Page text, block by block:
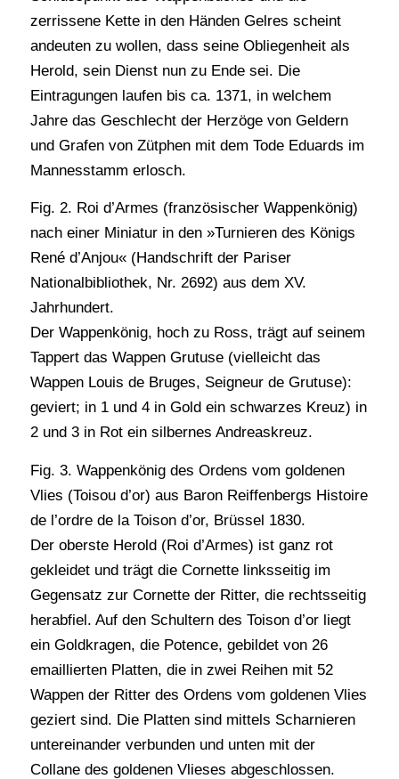
zerrissene Kette in den Händen Gelres scheint
andeuten zu wollen, dass seine Obliegenheit als
Herold, sein Dienst nun zu Ende sei. Die
Eintragungen laufen bis ca. 1371, in welchem
Jahre das Geschlecht der Herzöge von Geldern
und Grafen von Zütphen mit dem Tode Eduards im
Mannesstamm erlosch.
Fig. 2. Roi d’Armes (französischer Wappenkönig)
nach einer Miniatur in den »Turnieren des Königs
René d’Anjou« (Handschrift der Pariser
Nationalbibliothek, Nr. 2692) aus dem XV.
Jahrhundert.
Der Wappenkönig, hoch zu Ross, trägt auf seinem
Tappert das Wappen Grutuse (vielleicht das
Wappen Louis de Bruges, Seigneur de Grutuse):
geviert; in 1 und 4 in Gold ein schwarzes Kreuz) in
2 und 3 in Rot ein silbernes Andreaskreuz.
Fig. 3. Wappenkönig des Ordens vom goldenen
Vlies (Toisou d’or) aus Baron Reiffenbergs Histoire
de l’ordre de la Toison d’or, Brüssel 1830.
Der oberste Herold (Roi d’Armes) ist ganz rot
gekleidet und trägt die Cornette linksseitig im
Gegensatz zur Cornette der Ritter, die rechtsseitig
herabfiel. Auf den Schultern des Toison d’or liegt
ein Goldkragen, die Potence, gebildet von 26
emaillierten Platten, die in zwei Reihen mit 52
Wappen der Ritter des Ordens vom goldenen Vlies
geziert sind. Die Platten sind mittels Scharnieren
untereinander verbunden und unten mit der
Collane des goldenen Vlieses abgeschlossen.